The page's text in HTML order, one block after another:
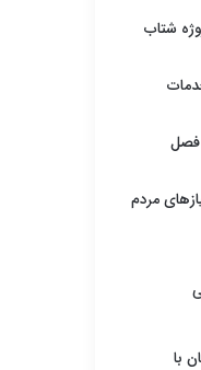
سلامت فارس با ۳ پروژه شتاب
فصل
مردم
با